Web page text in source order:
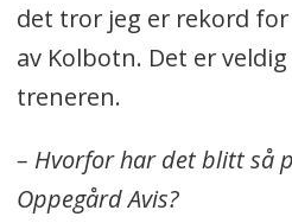
det tror jeg er rekord for
av Kolbotn. Det er
treneren.
– Hvorfor har det blitt så
Oppegård Avis?